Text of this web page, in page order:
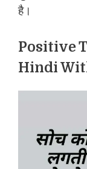
है।
Positive
Hindi